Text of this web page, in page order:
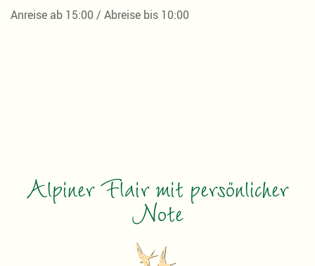
Anreise ab 15:00 / Abreise bis 10:00
Alpiner Flair mit persönlicher
Note